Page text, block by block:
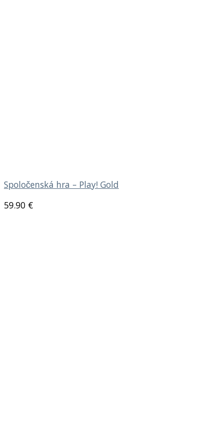
Spoločenská hra – Play! Gold
59.90 €